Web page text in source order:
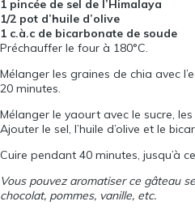
1 pincée de sel de l’Himalaya
1/2 pot d’huile d’olive
1 c.à.c de bicarbonate de soude
Préchauffer le four à 180°C.
Mélanger les graines de chia avec
20 minutes.
Mélanger le yaourt avec le sucre,
Ajouter le sel, l’huile d’olive et le
Cuire pendant 40 minutes, jusqu’à
Vous pouvez aromatiser ce gâteau
chocolat, pommes, vanille, etc.